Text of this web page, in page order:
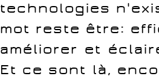
technologies
mot reste être:
améliorer et
Et ce sont là,